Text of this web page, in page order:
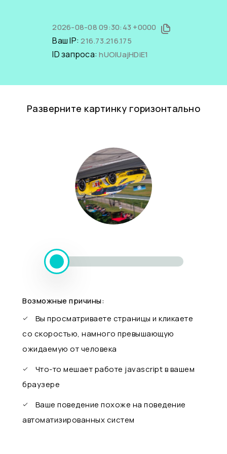
2026-08-08 09:30:43 +0000
Ваш IP:216.73.216.175
ID запроса:hUOIUajHDiE1
Разверните картинку горизонтально
Возможные причины:
Вы просматриваете страницы и кликаете
со скоростью, намного превышающую
ожидаемую от человека
Что-то мешает работе javascript в вашем
браузере
Ваше поведение похоже на поведение
автоматизированных систем